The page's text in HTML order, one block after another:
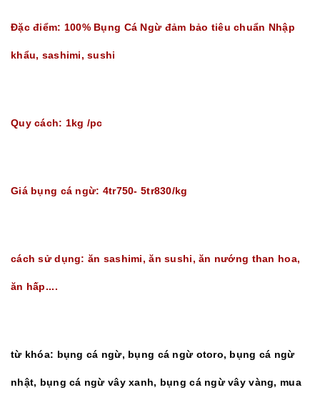
Đặc điểm: 100% Bụng Cá Ngừ đảm bảo tiêu chuẩn Nhập
khẩu, sashimi, sushi
Quy cách: 1kg /pc
Giá bụng cá ngừ: 4tr750- 5tr830/kg
cách sử dụng: ăn sashimi, ăn sushi, ăn nướng than hoa,
ăn hấp....
từ khóa: bụng cá ngừ, bụng cá ngừ otoro, bụng cá ngừ
nhật, bụng cá ngừ vây xanh, bụng cá ngừ vây vàng, mua